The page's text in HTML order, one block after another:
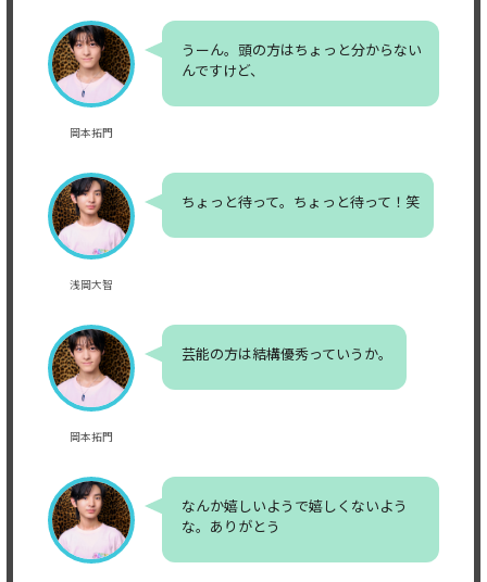
岡本拓門
うーん。頭の方はちょっと分からない
んですけど、
浅岡大智
ちょっと待って。ちょっと待って！笑
岡本拓門
芸能の方は結構優秀っていうか。
なんか嬉しいようで嬉しくないよう
な。ありがとう